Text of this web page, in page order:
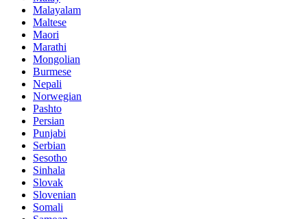
Malayalam
Maltese
Maori
Marathi
Mongolian
Burmese
Nepali
Norwegian
Pashto
Persian
Punjabi
Serbian
Sesotho
Sinhala
Slovak
Slovenian
Somali